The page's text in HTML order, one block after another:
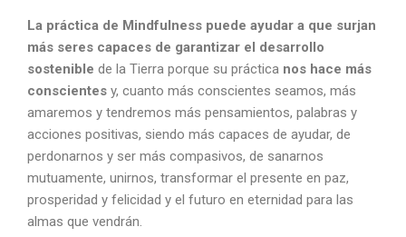
La práctica de Mindfulness puede ayudar a que surjan
más seres capaces de garantizar el desarrollo
sostenible de la Tierra porque su práctica nos hace más
conscientes y, cuanto más conscientes seamos, más
amaremos y tendremos más pensamientos, palabras y
acciones positivas, siendo más capaces de ayudar, de
perdonarnos y ser más compasivos, de sanarnos
mutuamente, unirnos, transformar el presente en paz,
prosperidad y felicidad y el futuro en eternidad para las
almas que vendrán.